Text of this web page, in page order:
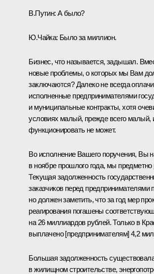
В.Путин: А было?
Ю.Чайка: Было за миллион.
Бизнес, что называется, задышал.
новые проблемы, о которых мы Вам
заключаются? Далеко не всегда
исполненные предпринимателями
и муниципальные контракты, хотя
условиях малый, прежде всего малый,
функционировать не может.
Во исполнение Вашего поручения, Вы
в ноябре прошлого года, мы
Текущая задолженность
заказчиков перед предпринимателями
но должен заметить, что за год мер
реагирования погашены
на 26 миллиардов рублей. Только в
выплачено [предпринимателям] 4,2
Большая задолженность
в жилищном строительстве,